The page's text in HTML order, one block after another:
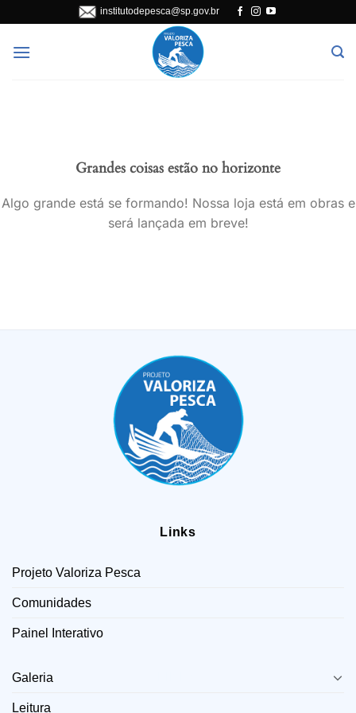
content
institutodepesca@sp.gov.br
Grandes coisas estão no horizonte
Algo grande está se formando! Nossa loja está em obras e
será lançada em breve!
Links
Projeto Valoriza Pesca
Comunidades
Painel Interativo
Galeria
Leitura